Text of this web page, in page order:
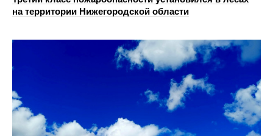
на территории Нижегородской области